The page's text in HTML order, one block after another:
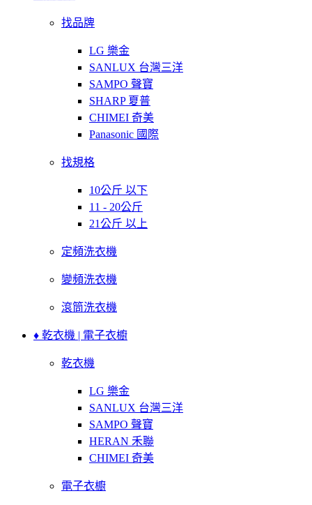
找品牌
LG 樂金
SANLUX 台灣三洋
SAMPO 聲寶
SHARP 夏普
CHIMEI 奇美
Panasonic 國際
找規格
10公斤 以下
11 - 20公斤
21公斤 以上
定頻洗衣機
變頻洗衣機
滾筒洗衣機
♦ 乾衣機 | 電子衣櫥
乾衣機
LG 樂金
SANLUX 台灣三洋
SAMPO 聲寶
HERAN 禾聯
CHIMEI 奇美
電子衣櫥